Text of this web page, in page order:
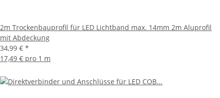
2m Trockenbauprofil für LED Lichtband max. 14mm 2m Aluprofil
mit Abdeckung
34,99 € *
17,49 € pro 1 m